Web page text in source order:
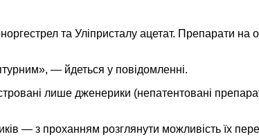
та Уліпристалу ацетат. Препарати
— йдеться у повідомленні.
лише дженерики (непатентовані
— з проханням розглянути можливість їх